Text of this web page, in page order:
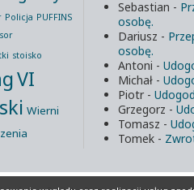
Policja PUFFINS
stoisko
VI
Wierni
Sebastian -
osobę.
Dariusz -
osobę.
Antoni -
Michał -
Piotr -
Grzegorz -
Tomasz -
Tomek -